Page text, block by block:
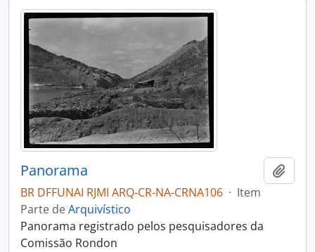
Panorama
BR DFFUNAI RJMI ARQ-CR-NA-CRNA106 · Item
Parte deArquivístico
Panorama registrado pelos pesquisadores da
Comissão Rondon